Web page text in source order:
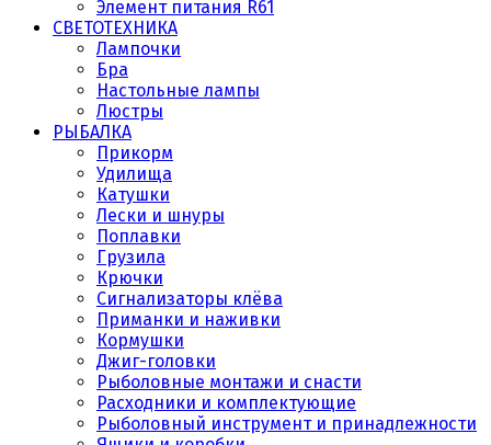
Элемент питания R61
СВЕТОТЕХНИКА
Лампочки
Бра
Настольные лампы
Люстры
РЫБАЛКА
Прикорм
Удилища
Катушки
Лески и шнуры
Поплавки
Грузила
Крючки
Сигнализаторы клёва
Приманки и наживки
Кормушки
Джиг-головки
Рыболовные монтажи и снасти
Расходники и комплектующие
Рыболовный инструмент и принадлежности